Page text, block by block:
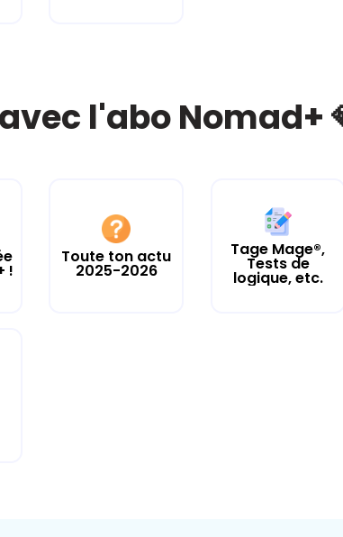
l'abo Nomad+
!
Toute ton actu
2025-2026
Tage Mage®,
Tests de
logique, etc.